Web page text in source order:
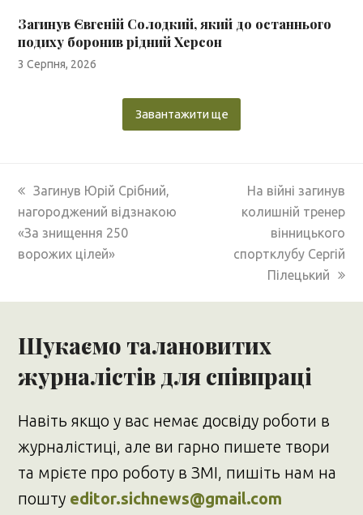
Загинув Євгеній Солодкий, який до останнього
подиху боронив рідний Херсон
3 Серпня, 2026
Завантажити ще
previous
post:
Загинув Юрій Срібний,
нагороджений відзнакою
«За знищення 250
ворожих цілей»
next
post:
На війні загинув
колишній тренер
вінницького
спортклубу Сергій
Пілецький
Шукаємо талановитих
журналістів для співпраці
Навіть якщо у вас немає досвіду роботи в
журналістиці, але ви гарно пишете твори
та мрієте про роботу в ЗМІ, пишіть нам на
пошту editor.sichnews@gmail.com